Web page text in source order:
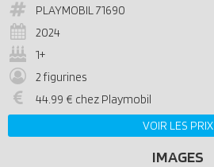
PLAYMOBIL71690
2024
1+
2 figurines
44.99 € chez Playmobil
VOIR LES PRIX
IMAGES